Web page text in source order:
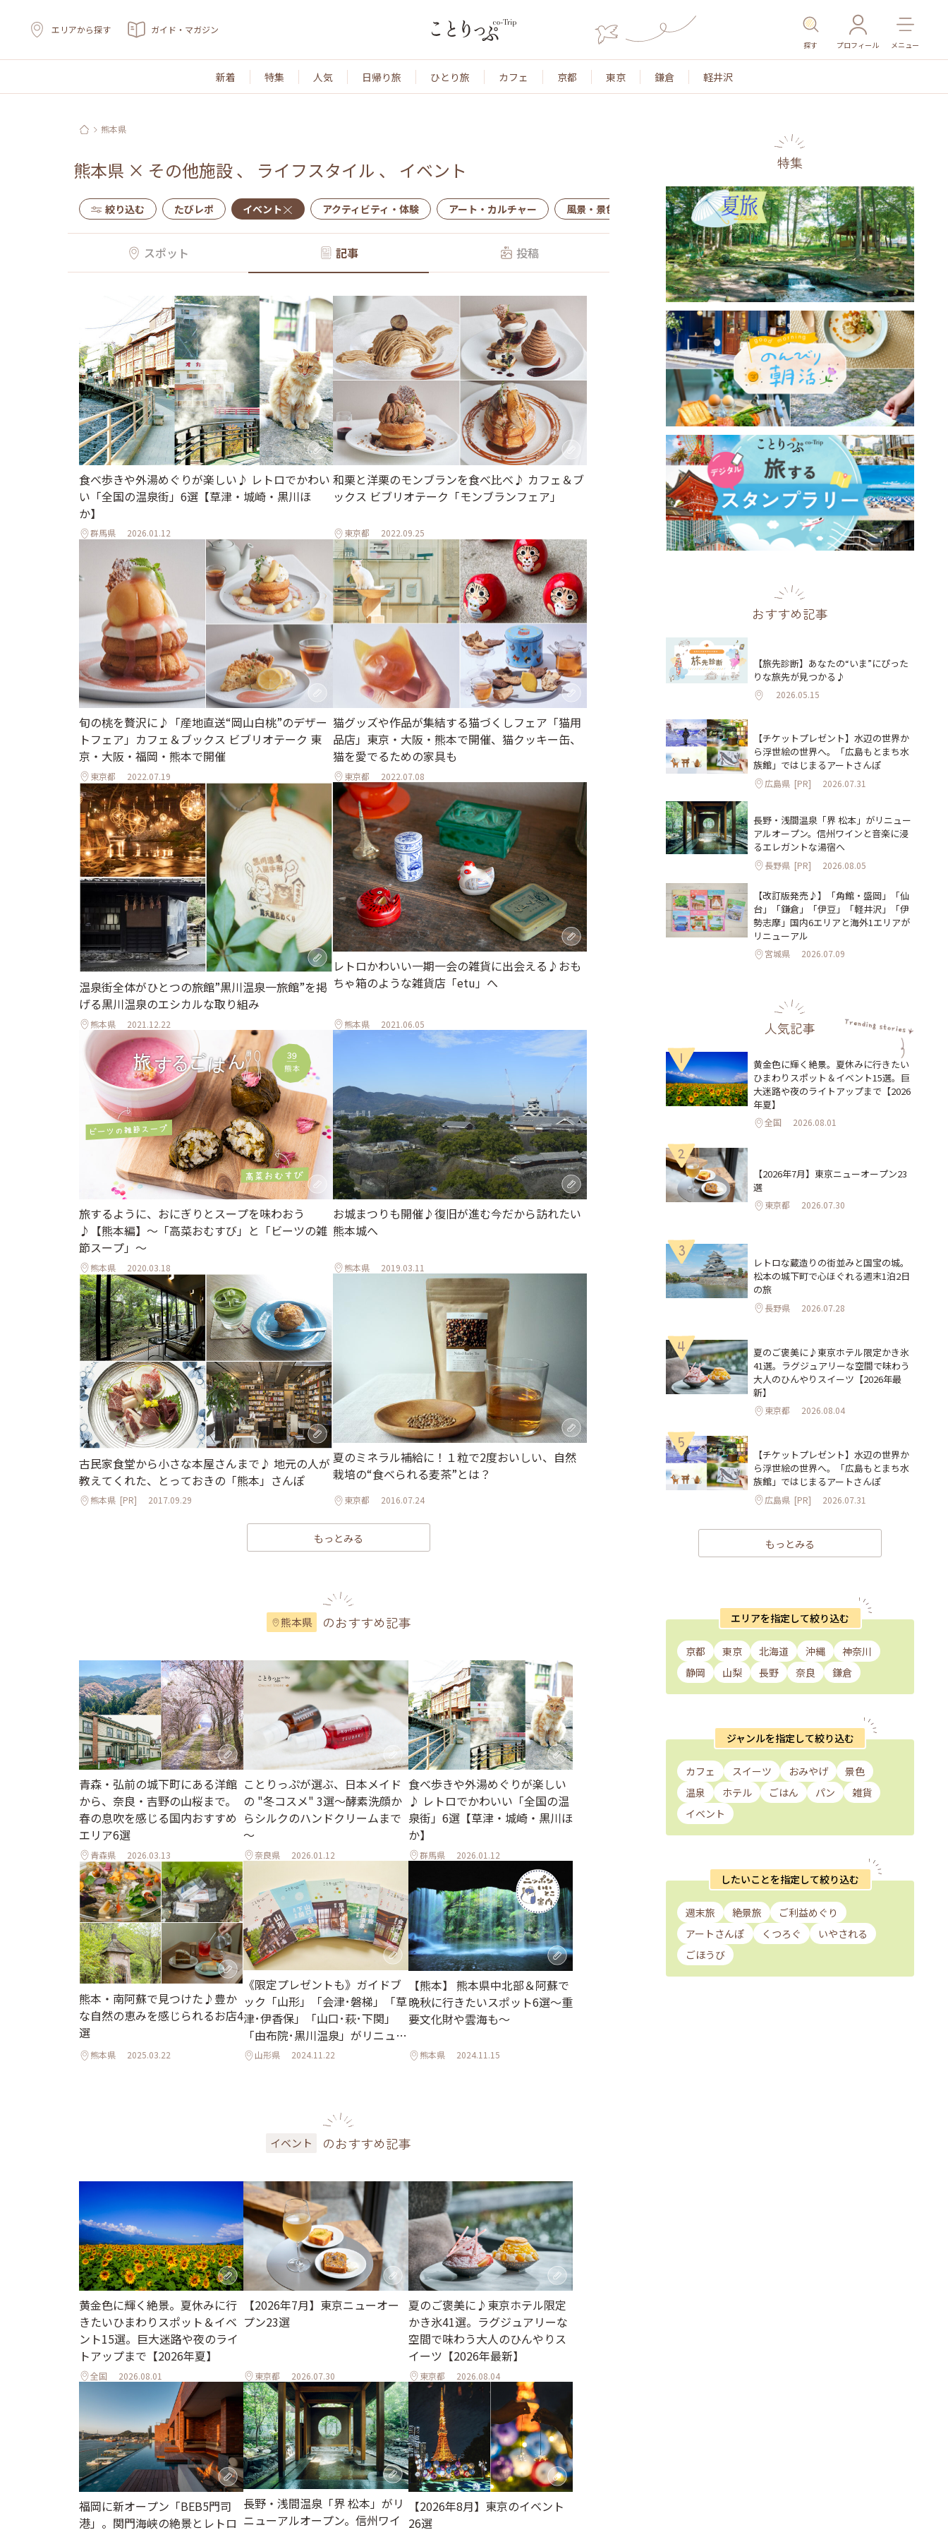
エリアから探す ガイド・マガジン
探す プロフィール メニュー
新着 特集 人気 日帰り旅 ひとり旅 カフェ 京都 東京 鎌倉 軽井沢
熊本県
熊本県 × その他施設、 ライフスタイル 、 イベント
絞り込む たびレポ イベント アクティビティ・体験 アート・カルチャー 風景・景色 名所・旧跡 温泉・スパ その他施設 ごはん
スポット 記事 投稿
食べ歩きや外湯めぐりが楽しい♪ レトロでかわい
い「全国の温泉街」6選【草津・城崎・黒川ほ
か】
群馬県 2026.01.12
和栗と洋栗のモンブランを食べ比べ♪ カフェ＆ブ
ックス ビブリオテーク「モンブランフェア」
東京都 2022.09.25
旬の桃を贅沢に♪「産地直送“岡山白桃”のデザー
トフェア」カフェ＆ブックス ビブリオテーク 東
京・大阪・福岡・熊本で開催
東京都 2022.07.19
猫グッズや作品が集結する猫づくしフェア「猫用
品店」東京・大阪・熊本で開催、猫クッキー缶、
猫を愛でるための家具も
東京都 2022.07.08
温泉街全体がひとつの旅館”黒川温泉一旅館”を掲
げる黒川温泉のエシカルな取り組み
熊本県 2021.12.22
レトロかわいい一期一会の雑貨に出会える♪おも
ちゃ箱のような雑貨店「etu」へ
熊本県 2021.06.05
旅するように、おにぎりとスープを味わおう
♪【熊本編】〜「高菜おむすび」と「ビーツの雑
節スープ」〜
熊本県 2020.03.18
お城まつりも開催♪復旧が進む今だから訪れたい
熊本城へ
熊本県 2019.03.11
古民家食堂から小さな本屋さんまで♪ 地元の人が
教えてくれた、とっておきの「熊本」さんぽ
熊本県 [PR] 2017.09.29
夏のミネラル補給に！１粒で2度おいしい、自然
栽培の“食べられる麦茶”とは？
東京都 2016.07.24
もっとみる
熊本県 のおすすめ記事
青森・弘前の城下町にある洋館
から、奈良・吉野の山桜まで。
春の息吹を感じる国内おすすめ
エリア6選
青森県 2026.03.13
ことりっぷが選ぶ、日本メイド
の "冬コスメ" 3選～酵素洗顔か
らシルクのハンドクリームまで
～
奈良県 2026.01.12
食べ歩きや外湯めぐりが楽しい
♪ レトロでかわいい「全国の温
泉街」6選【草津・城崎・黒川ほ
か】
群馬県 2026.01.12
熊本・南阿蘇で見つけた♪豊か
な自然の恵みを感じられるお店4
選
熊本県 2025.03.22
《限定プレゼントも》ガイドブ
ック「山形」「会津･磐梯」「草
津･伊香保」「山口･萩･下関」
「由布院･黒川温泉」がリニュー
アルしました♪
山形県 2024.11.22
【熊本】 熊本県中北部＆阿蘇で
晩秋に行きたいスポット6選〜重
要文化財や雲海も〜
熊本県 2024.11.15
イベント のおすすめ記事
黄金色に輝く絶景。夏休みに行
きたいひまわりスポット＆イベ
ント15選。巨大迷路や夜のライ
トアップまで【2026年夏】
全国 2026.08.01
【2026年7月】東京ニューオー
プン23選
東京都 2026.07.30
夏のご褒美に♪東京ホテル限定
かき氷41選。ラグジュアリーな
空間で味わう大人のひんやりス
イーツ【2026年最新】
東京都 2026.08.04
福岡に新オープン「BEB5門司
港」。関門海峡の絶景とレトロ
長野・浅間温泉「界 松本」がリ
ニューアルオープン。信州ワイ
【2026年8月】東京のイベント
26選
特集
おすすめ記事
【旅先診断】あなたの“いま”にぴった
りな旅先が見つかる♪
2026.05.15
【チケットプレゼント】水辺の世界か
ら浮世絵の世界へ。「広島もとまち水
族館」ではじまるアートさんぽ
広島県 [PR] 2026.07.31
長野・浅間温泉「界 松本」がリニュー
アルオープン。信州ワインと音楽に浸
るエレガントな湯宿へ
長野県 [PR] 2026.08.05
【改訂版発売♪】「角館・盛岡」「仙
台」「鎌倉」「伊豆」「軽井沢」「伊
勢志摩」国内6エリアと海外1エリアが
リニューアル
宮城県 2026.07.09
人気記事
1
黄金色に輝く絶景。夏休みに行きたい
ひまわりスポット＆イベント15選。巨
大迷路や夜のライトアップまで【2026
年夏】
全国 2026.08.01
2
【2026年7月】東京ニューオープン23
選
東京都 2026.07.30
3
レトロな蔵造りの街並みと国宝の城。
松本の城下町で心ほぐれる週末1泊2日
の旅
長野県 2026.07.28
4
夏のご褒美に♪東京ホテル限定かき氷
41選。ラグジュアリーな空間で味わう
大人のひんやりスイーツ【2026年最
新】
東京都 2026.08.04
5
【チケットプレゼント】水辺の世界か
ら浮世絵の世界へ。「広島もとまち水
族館」ではじまるアートさんぽ
広島県 [PR] 2026.07.31
もっとみる
エリアを指定して絞り込む
京都 東京 北海道 沖縄
神奈川
静岡
山梨 長野 奈良 鎌倉
ジャンルを指定して絞り込む
カフェ スイーツ おみやげ
景色
温泉
ホテル ごはん パン
雑貨
イベント
したいことを指定して絞り込む
週末旅 絶景旅
ご利益めぐり
アートさんぽ
くつろぐ
いやされる
ごほうび